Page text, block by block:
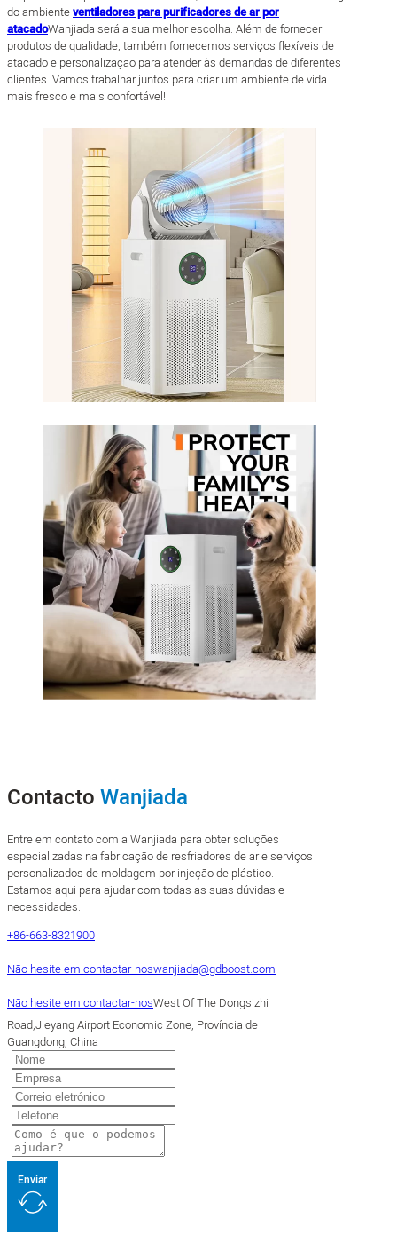
do ambienteventiladores para purificadores de ar por
atacadoWanjiada será a sua melhor escolha. Além de fornecer
produtos de qualidade, também fornecemos serviços flexíveis de
atacado e personalização para atender às demandas de diferentes
clientes. Vamos trabalhar juntos para criar um ambiente de vida
mais fresco e mais confortável!
Contacto Wanjiada
Entre em contato com a Wanjiada para obter soluções
especializadas na fabricação de resfriadores de ar e serviços
personalizados de moldagem por injeção de plástico.
Estamos aqui para ajudar com todas as suas dúvidas e
necessidades.
+86-663-8321900
Não hesite em contactar-noswanjiada@gdboost.com
Não hesite em contactar-nosWest Of The Dongsizhi
Road,Jieyang Airport Economic Zone, Província de
Guangdong, China
Enviar